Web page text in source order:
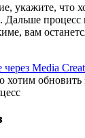
укажите, что
Дальше процесс
вам
хотим обновить